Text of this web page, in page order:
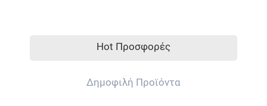
Hot Προσφορές
Δημοφιλή Προϊόντα